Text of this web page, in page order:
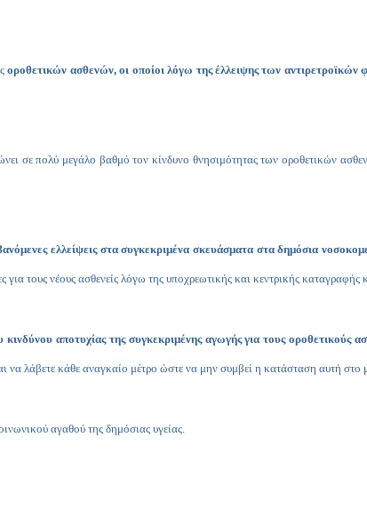
οροθετικών ασθενών, οι οποίοι λόγω της έλλειψης των
σε πολύ μεγάλο βαθμό τον κίνδυνο θνησιμότητας των οροθετικών
ελλείψεις στα συγκεκριμένα σκευάσματα στα δημόσια
για τους νέους ασθενείς λόγω της υποχρεωτικής και κεντρικής
αποτυχίας της συγκεκριμένης αγωγής για τους οροθετικούς
να λάβετε κάθε αναγκαίο μέτρο ώστε να μην συμβεί η κατάσταση αυτή στο
αγαθού της δημόσιας υγείας.